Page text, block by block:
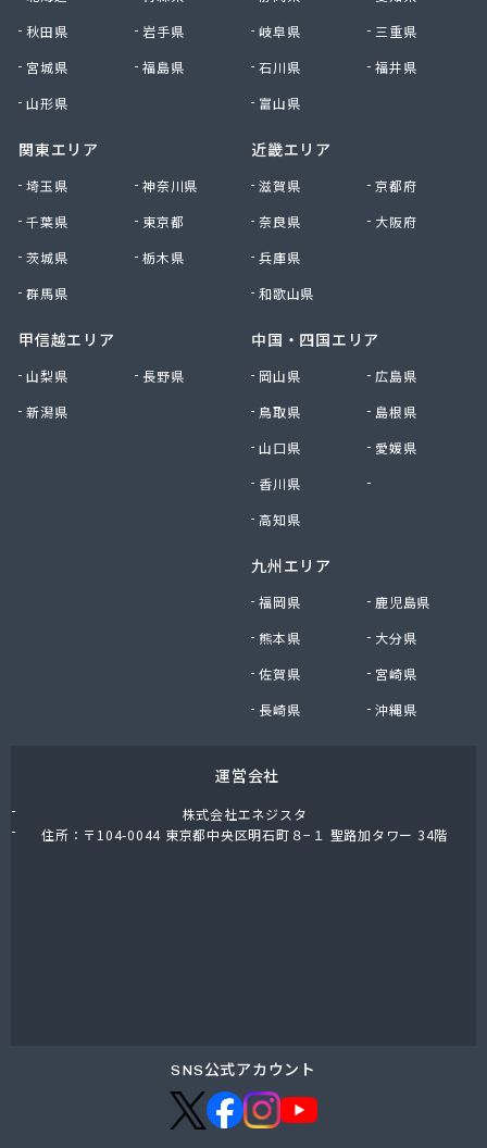
秋田県
岩手県
宮城県
福島県
山形県
関東エリア
埼玉県
神奈川県
千葉県
東京都
茨城県
栃木県
群馬県
甲信越エリア
山梨県
長野県
新潟県
岐阜県
三重県
石川県
福井県
富山県
近畿エリア
滋賀県
京都府
奈良県
大阪府
兵庫県
和歌山県
中国・四国エリア
岡山県
広島県
鳥取県
島根県
山口県
愛媛県
香川県
高知県
九州エリア
福岡県
鹿児島県
熊本県
大分県
佐賀県
宮崎県
長崎県
沖縄県
運営会社
株式会社エネジスタ
住所：〒104-0044 東京都中央区明石町８−１ 聖路加タワー 34階
SNS公式アカウント